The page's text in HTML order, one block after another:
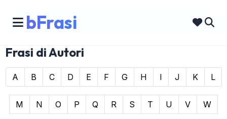
bFrasi
Frasi di Autori
A B C D E F G H I J K L
M N O P Q R S T U V W